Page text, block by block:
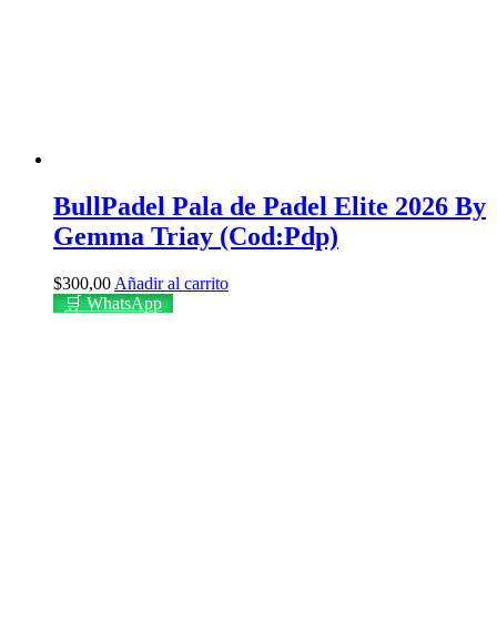
BullPadel Pala de Padel Elite 2026 By
Gemma Triay (Cod:Pdp)
$300,00 Añadir al carrito
🛒 WhatsApp